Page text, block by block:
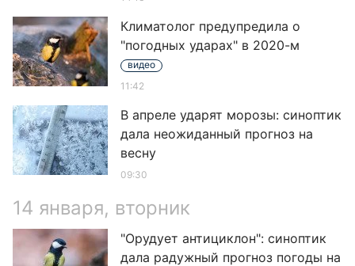
Климатолог предупредила о
"погодных ударах" в 2020-м
видео
11:42
В апреле ударят морозы: синоптик
дала неожиданный прогноз на
весну
09:30
14 января, вторник
"Орудует антициклон": синоптик
дала радужный прогноз погоды на